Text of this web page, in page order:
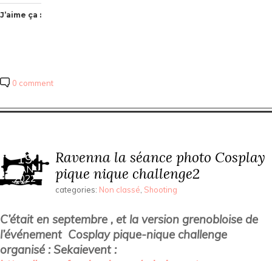
J’aime ça :
0 comment
19
JAN
2022
Ravenna la séance photo Cosplay
pique nique challenge2
categories: Non classé Shooting
C’était en septembre , et la version grenobloise de
l’événement Cosplay pique-nique challenge
organisé : Sekaievent :